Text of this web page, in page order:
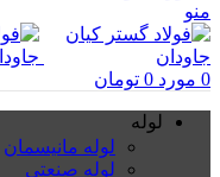
منو
0 مورد 0 تومان
لوله
لوله مانیسمان
لوله صنعتی